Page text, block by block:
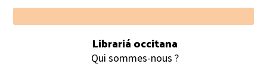
Footer
Librariá occitana
Qui sommes-nous ?